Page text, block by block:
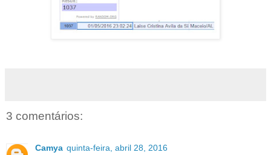
3 comentários:
Camya quinta-feira, abril 28, 2016